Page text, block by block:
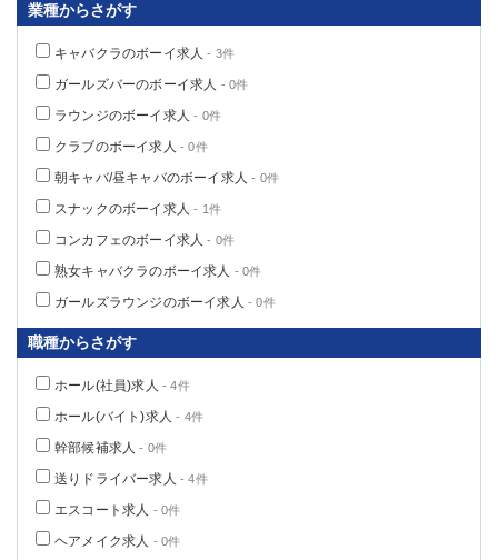
業種からさがす
キャバクラのボーイ求人 - 3件
ガールズバーのボーイ求人 - 0件
ラウンジのボーイ求人 - 0件
クラブのボーイ求人 - 0件
朝キャバ/昼キャバのボーイ求人 - 0件
スナックのボーイ求人 - 1件
コンカフェのボーイ求人 - 0件
熟女キャバクラのボーイ求人 - 0件
ガールズラウンジのボーイ求人 - 0件
職種からさがす
ホール(社員)求人 - 4件
ホール(バイト)求人 - 4件
幹部候補求人 - 0件
送りドライバー求人 - 4件
エスコート求人 - 0件
ヘアメイク求人 - 0件